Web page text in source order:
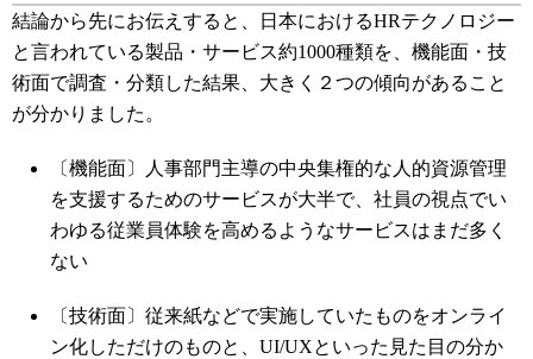
結論から先にお伝えすると、日本におけるHRテクノロジー
と言われている製品・サービス約1000種類を、機能面・技
術面で調査・分類した結果、大きく２つの傾向があること
が分かりました。
〔機能面〕人事部門主導の中央集権的な人的資源管理
を支援するためのサービスが大半で、社員の視点でい
わゆる従業員体験を高めるようなサービスはまだ多く
ない
〔技術面〕従来紙などで実施していたものをオンライ
ン化しただけのものと、UI/UXといった見た目の分か